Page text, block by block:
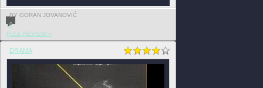
BY GORAN JOVANOVIĆ
0
FULL REVIEW »
DRAMA